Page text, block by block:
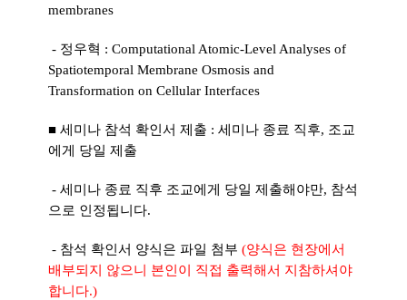
membranes
- 정우혁 : Computational Atomic-Level Analyses of
Spatiotemporal Membrane Osmosis and
Transformation on Cellular Interfaces
■ 세미나 참석 확인서 제출 : 세미나 종료 직후, 조교
에게 당일 제출
- 세미나 종료 직후 조교에게 당일 제출해야만, 참석
으로 인정됩니다.
- 참석 확인서 양식은 파일 첨부 (양식은 현장에서
배부되지 않으니 본인이 직접 출력해서 지참하셔야
합니다.)